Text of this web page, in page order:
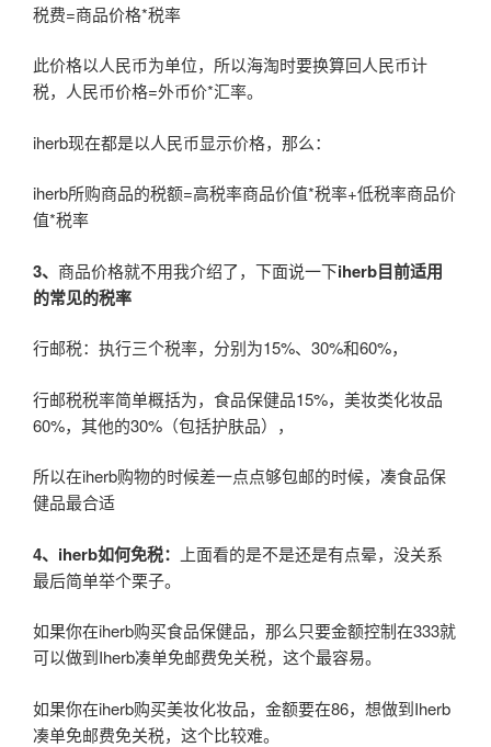
税费=商品价格*税率
此价格以人民币为单位，所以海淘时要换算回人民币计
税，人民币价格=外币价*汇率。
iherb现在都是以人民币显示价格，那么：
iherb所购商品的税额=高税率商品价值*税率+低税率商品价
值*税率
3、 商品价格就不用我介绍了，下面说一下iherb目前适用
的常见的税率
行邮税：执行三个税率，分别为15%、30%和60%，
行邮税税率简单概括为，食品保健品15%，美妆类化妆品
60%，其他的30%（包括护肤品），
所以在iherb购物的时候差一点点够包邮的时候，凑食品保
健品最合适
4、iherb如何免税：
上面看的是不是还是有点晕，没关系
最后简单举个栗子。
如果你在iherb购买食品保健品，那么只要金额控制在333就
可以做到Iherb凑单免邮费免关税，这个最容易。
如果你在iherb购买美妆化妆品，金额要在86，想做到Iherb
凑单免邮费免关税，这个比较难。